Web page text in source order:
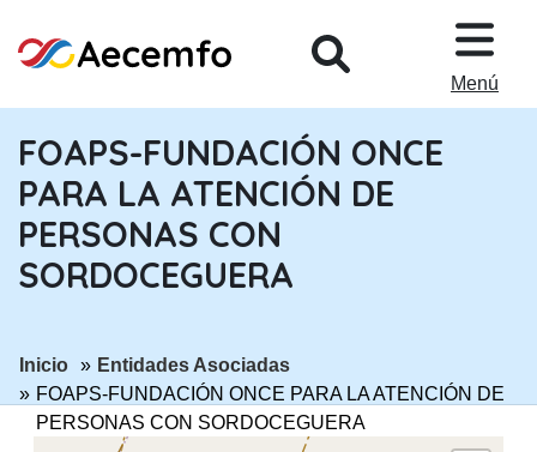
Menú
FOAPS-FUNDACIÓN ONCE
PARA LA ATENCIÓN DE
PERSONAS CON
SORDOCEGUERA
ir a página:
Inicio ir a página:
Entidades Asociadas
FOAPS-FUNDACIÓN ONCE PARA LA ATENCIÓN DE
PERSONAS CON SORDOCEGUERA